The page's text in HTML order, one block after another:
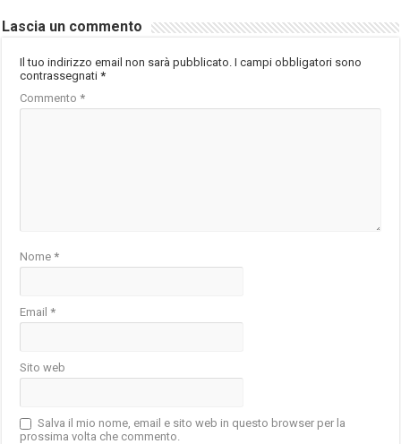
Lascia un commento
Il tuo indirizzo email non sarà pubblicato. I campi obbligatori sono
contrassegnati*
Commento*
Nome*
Email*
Sito web
Salva il mio nome, email e sito web in questo browser per la
prossima volta che commento.